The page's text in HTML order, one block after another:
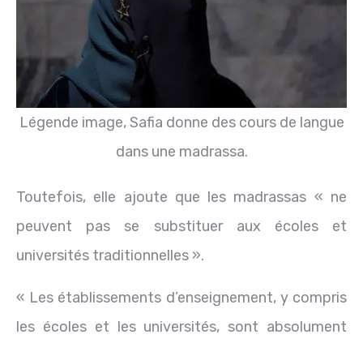
Légende image,Safia donne des cours de langue
dans une madrassa.
Toutefois, elle ajoute que les madrassas « ne
peuvent pas se substituer aux écoles et
universités traditionnelles ».
« Les établissements d’enseignement, y compris
les écoles et les universités, sont absolument